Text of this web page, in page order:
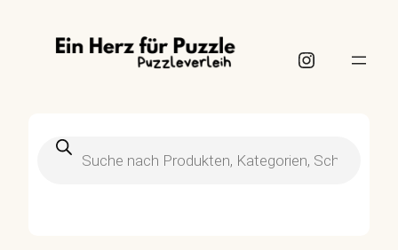
Instagram
Products
search